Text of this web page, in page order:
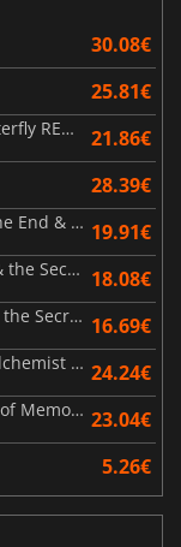
30.08€
25.81€
FATAL FRAME 2 Crimson Butterfly REMAKE 21.86€
28.39€
Atelier Ryza 3 Alchemist of the End & the Secret Key DX 19.91€
Atelier Ryza 2 Lost Legends & the Secret Fairy DX 18.08€
Atelier Ryza Ever Darkness & the Secret Hideout DX 16.69€
Atelier Resleriana The Red Alchemist & the White Guardian 24.24€
Atelier Yumia The Alchemist of Memories & the Envisioned Land 23.04€
5.26€